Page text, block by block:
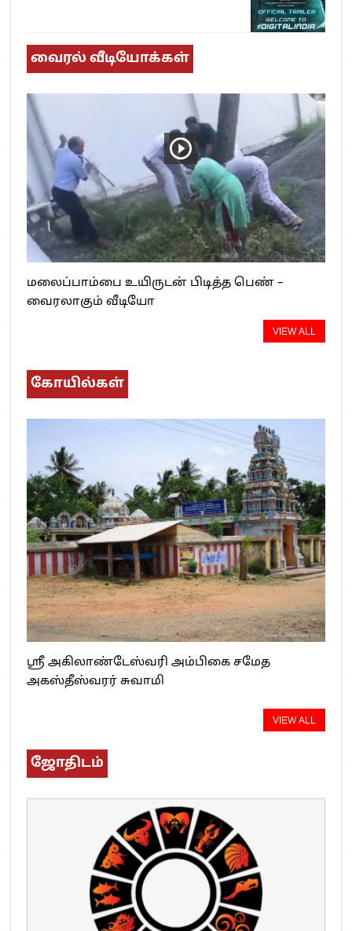
வைரல் வீடியோக்கள்
மலைப்பாம்பை உயிருடன் பிடித்த பெண் –
வைரலாகும் வீடியோ
VIEW ALL
கோயில்கள்
ஸ்ரீ அகிலாண்டேஸ்வரி அம்பிகை சமேத
அகஸ்தீஸ்வரர் சுவாமி
VIEW ALL
ஜோதிடம்